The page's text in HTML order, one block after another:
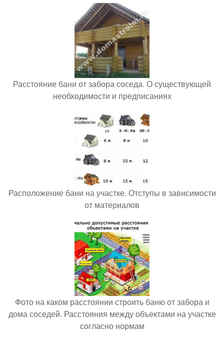
Расстояние бани от забора соседа. О существующей
необходимости и предписаниях
Расположение бани на участке. Отступы в зависимости
от материалов
Фото на каком расстоянии строить баню от забора и
дома соседей. Расстояния между объектами на участке
согласно нормам